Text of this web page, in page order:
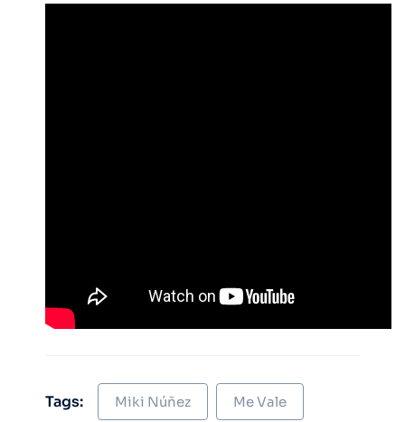
Tags: Miki Núñez Me Vale